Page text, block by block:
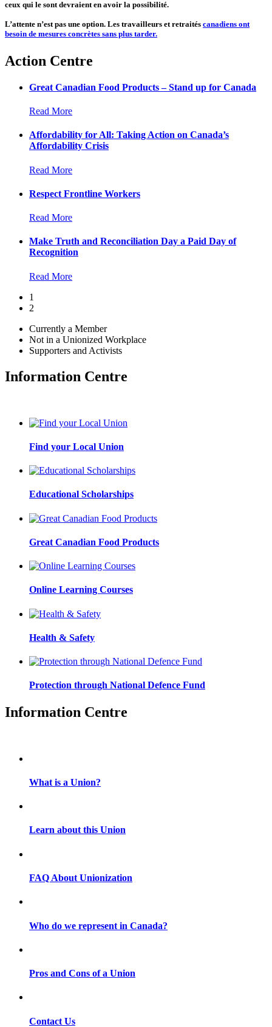
ceux qui le sont devraient en avoir la possibilité.
L’attente n’est pas une option. Les travailleurs et retraités canadiens ont
besoin de mesures concrètes sans plus tarder.
Action Centre
Great Canadian Food Products – Stand up for Canada
Read More
Affordability for All: Taking Action on Canada’s
Affordability Crisis
Read More
Respect Frontline Workers
Read More
Make Truth and Reconciliation Day a Paid Day of
Recognition
Read More
1
2
Currently a Member
Not in a Unionized Workplace
Supporters and Activists
Information Centre
Find your Local Union
Educational Scholarships
Great Canadian Food Products
Online Learning Courses
Health & Safety
Protection through National Defence Fund
Information Centre
What is a Union?
Learn about this Union
FAQ About Unionization
Who do we represent in Canada?
Pros and Cons of a Union
Contact Us